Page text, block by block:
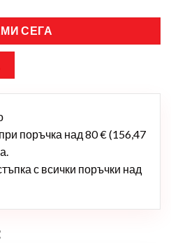
СЕГА
поръчка над 80 € (156,47
с всички поръчки над